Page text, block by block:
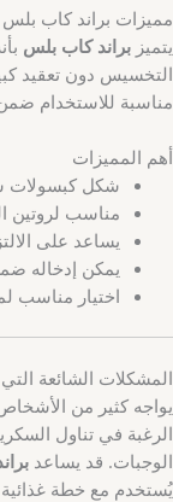
مميزات براند كاب بلس
يتميز براند كاب بلس
مناسبة للاستخدام
أهم المميزات
شكل كبسولات
مناسب لروتين
يساعد على
يمكن إدخاله
اختيار مناسب
المشكلات الشائعة
يواجه كثير من
الرغبة في تناول
الوجبات. قد يساعد
يُستخدم مع خطة